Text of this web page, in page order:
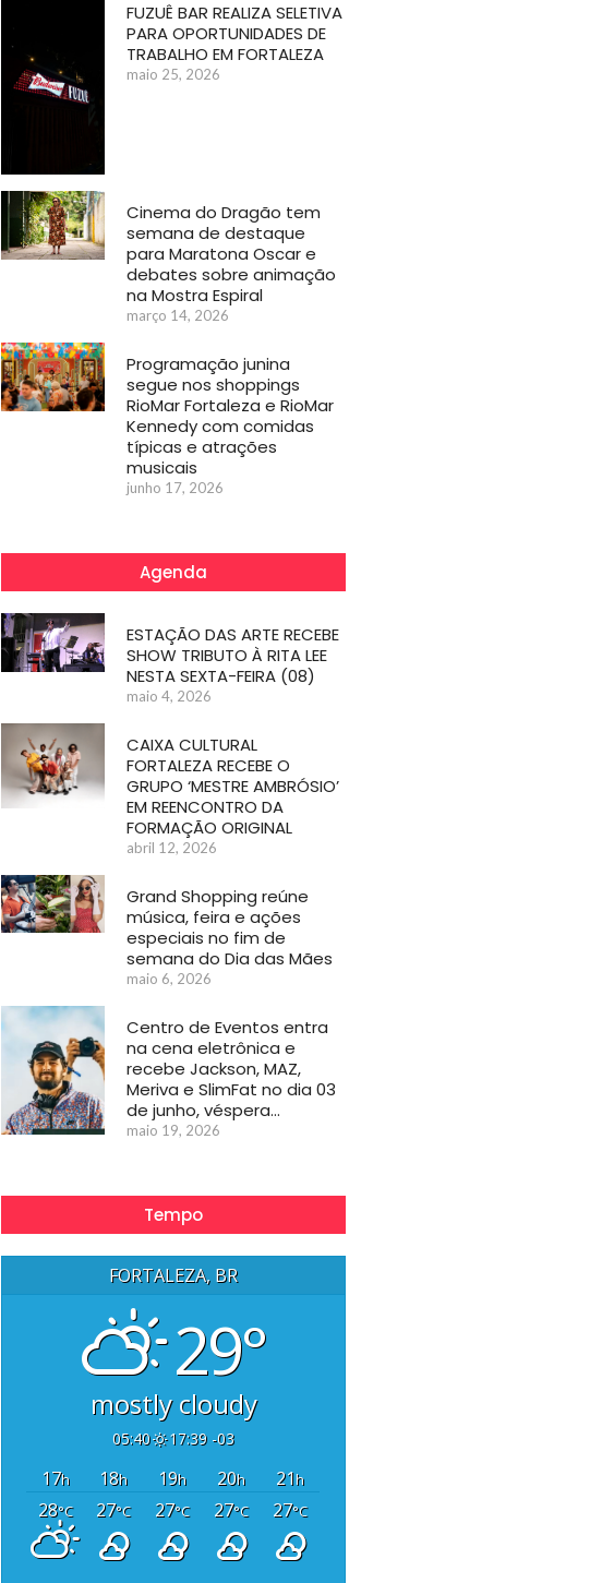
FUZUÊ BAR REALIZA SELETIVA
PARA OPORTUNIDADES DE
TRABALHO EM FORTALEZA
maio 25, 2026
Cinema do Dragão tem
semana de destaque
para Maratona Oscar e
debates sobre animação
na Mostra Espiral
março 14, 2026
Programação junina
segue nos shoppings
RioMar Fortaleza e RioMar
Kennedy com comidas
típicas e atrações
musicais
junho 17, 2026
Agenda
ESTAÇÃO DAS ARTE RECEBE
SHOW TRIBUTO À RITA LEE
NESTA SEXTA-FEIRA (08)
maio 4, 2026
CAIXA CULTURAL
FORTALEZA RECEBE O
GRUPO ‘MESTRE AMBRÓSIO’
EM REENCONTRO DA
FORMAÇÃO ORIGINAL
abril 12, 2026
Grand Shopping reúne
música, feira e ações
especiais no fim de
semana do Dia das Mães
maio 6, 2026
Centro de Eventos entra
na cena eletrônica e
recebe Jackson, MAZ,
Meriva e SlimFat no dia 03
de junho, véspera…
maio 19, 2026
Tempo
FORTALEZA, BR
29°
mostly cloudy
05:40 17:39 -03
17h 18h 19h 20h 21h
28°C 27°C 27°C 27°C 27°C